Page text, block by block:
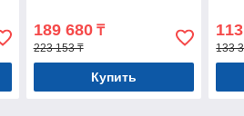
189 680₸
223 153 ₸
Купить
133